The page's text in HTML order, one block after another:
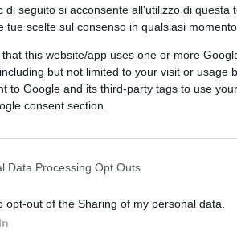
di seguito si acconsente all'utilizzo di questa
tue scelte sul consenso in qualsiasi
that this website/app uses one or more
but not limited to your visit or usage
to Google and its third-party tags to use
consent section.
Data Processing Opt Outs
opt-out of the Sharing of my personal data.
sul campo: “Vogliamo
lavoreremo per smantellare in
nei prossimi anni” Ma “non
nucleari
nel nostro Paese e le sue
dell’agenzia statale iraniana